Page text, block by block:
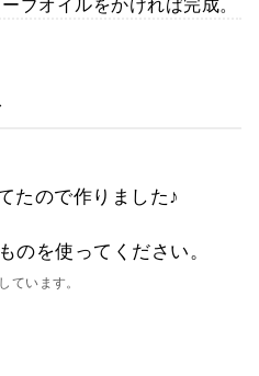
たので作りました♪
を使ってください。
ています。